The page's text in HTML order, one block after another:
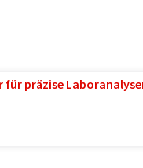
für präzise